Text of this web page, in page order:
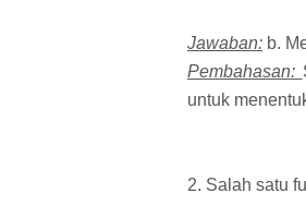
Jawaban: b.
Pembahasan:
untuk
2. Salah satu